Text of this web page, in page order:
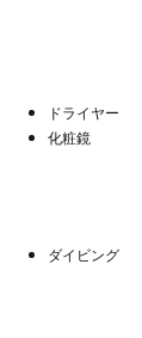
ドライヤー
化粧鏡
ダイビング